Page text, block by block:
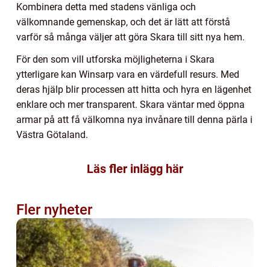
Kombinera detta med stadens vänliga och
välkomnande gemenskap, och det är lätt att förstå
varför så många väljer att göra Skara till sitt nya hem.
För den som vill utforska möjligheterna i Skara
ytterligare kan Winsarp vara en värdefull resurs. Med
deras hjälp blir processen att hitta och hyra en lägenhet
enklare och mer transparent. Skara väntar med öppna
armar på att få välkomna nya invånare till denna pärla i
Västra Götaland.
Läs fler inlägg här
Fler nyheter